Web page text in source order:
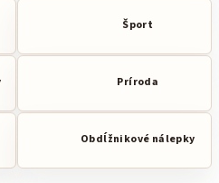
Šport
Príroda
Obdĺžnikové nálepky